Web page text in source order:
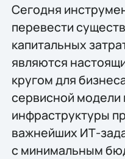
Сегодня
перевести
капитальных
являются
кругом для
сервисной модели
инфраструктуры
важнейших ИТ-
с минимальным